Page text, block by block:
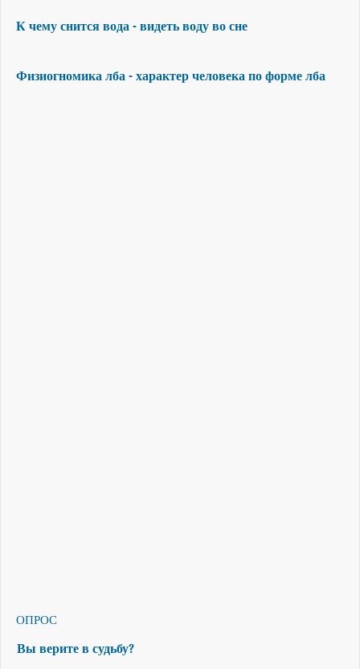
К чему снится вода - видеть воду во сне
Физиогномика лба - характер человека по форме лба
ОПРОС
Вы верите в судьбу?